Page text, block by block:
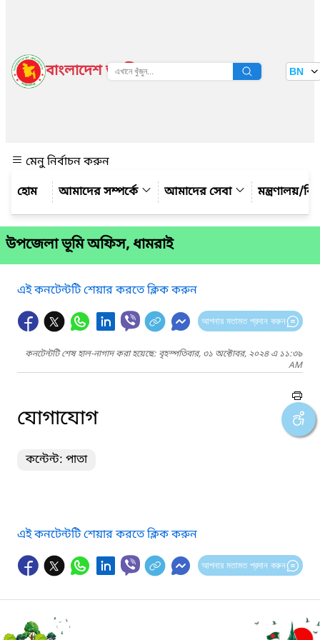
বাংলাদেশ জাতীয় তথ্য বাতায়ন BN
মেনু নির্বাচন করুন
আমাদের সম্পর্কে
আমাদের সেবা মন্ত্রণালয়/
উপজেলা ভূমি অফিস, ধামরাই
এই কনটেন্টটি শেয়ার করতে ক্লিক করুন
আপনার মতামত প্রদান করুন
কনটেন্টটি শেষ হাল-নাগাদ করা হয়েছে: বৃহস্পতিবার, ৩১ অক্টোবর, ২০২৪ এ ১১:৩৯
AM
যোগাযোগ
কন্টেন্ট: পাতা
এই কনটেন্টটি শেয়ার করতে ক্লিক করুন
আপনার মতামত প্রদান করুন